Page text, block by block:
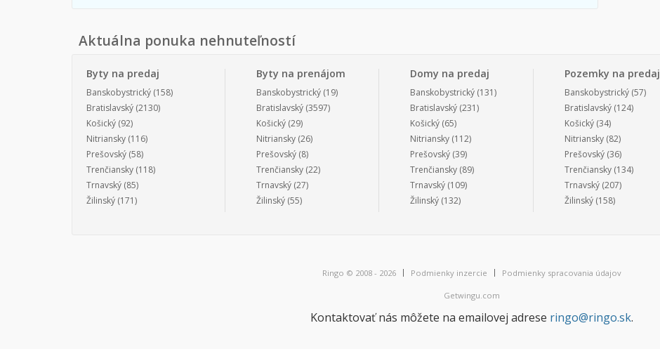
Aktuálna ponuka nehnuteľností
Byty na predaj
Banskobystrický (158)
Bratislavský (2130)
Košický (92)
Nitriansky (116)
Prešovský (58)
Trenčiansky (118)
Trnavský (85)
Žilinský (171)
Byty na prenájom
Banskobystrický(19)
Bratislavský(3597)
Košický(29)
Nitriansky(26)
Prešovský(8)
Trenčiansky(22)
Trnavský(27)
Žilinský(55)
Domy na predaj
Banskobystrický (131)
Bratislavský (231)
Košický (65)
Nitriansky (112)
Prešovský (39)
Trenčiansky (89)
Trnavský (109)
Žilinský (132)
Pozemky na predaj
Banskobystrický(57)
Bratislavský(124)
Košický(34)
Nitriansky(82)
Prešovský(36)
Trenčiansky(134)
Trnavský(207)
Žilinský(158)
Ringo © 2008 - 2026 Podmienky inzercie Podmienky spracovania údajov
Getwingu.com
Kontaktovať nás môžete na emailovej adrese ringo@ringo.sk.